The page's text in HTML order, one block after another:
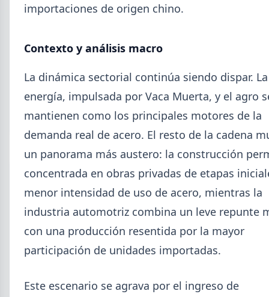
UOM
acuerdo, siguen vigentes los
UOM y cámaras metalúrgicas no cerraron la
paritaria. Agosto se liquida con los valores de abril:
importaciones de origen chino.
Contexto y análisis macro
La dinámica sectorial continúa siendo dispar. La
energía, impulsada por Vaca Muerta, y el agro
mantienen como los principales motores de la
demanda real de acero. El resto de la cadena
un panorama más austero: la construcción
concentrada en obras privadas de etapas
menor intensidad de uso de acero, mientras la
industria automotriz combina un leve repunte
con una producción resentida por la mayor
participación de unidades importadas.
Este escenario se agrava por el ingreso de